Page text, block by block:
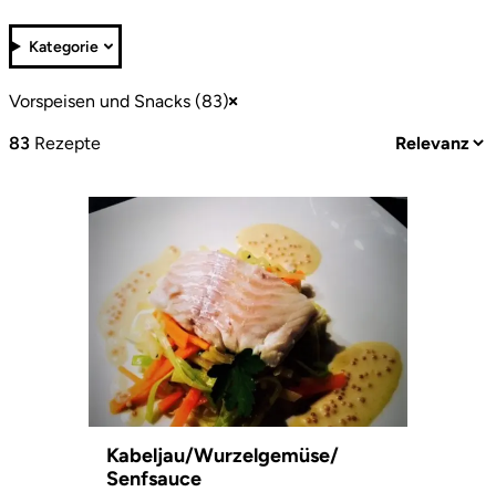
Kategorie
Vorspeisen und Snacks (83)
83 Rezepte
Kabeljau/Wurzelgemüse/
Senfsauce